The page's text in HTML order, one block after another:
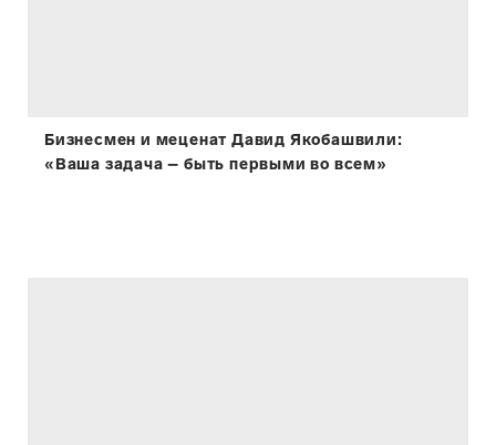
Бизнесмен и меценат Давид Якобашвили:
«Ваша задача – быть первыми во всем»